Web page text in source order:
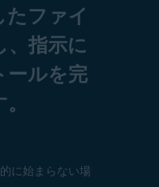
ファイ
指示に
ールを完
に始まらない場